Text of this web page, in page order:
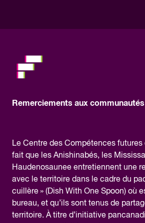
Remerciements aux
Le Centre des Compétences
fait que les Anishinabés, les
Haudenosaunee entretiennent une
avec le territoire dans le cadre du
cuillère » (Dish With One Spoon) où
bureau, et qu’ils sont tenus de
territoire. À titre d’initiative